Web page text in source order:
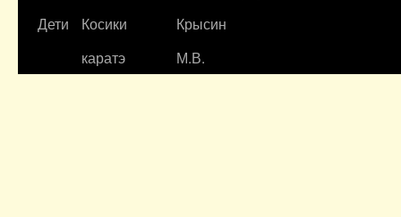
Дети
Косики
каратэ
Крысин
М.В.